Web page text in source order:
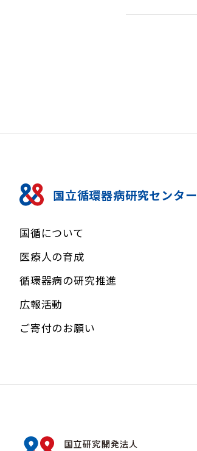
国立循環器病研究センター
国循について
医療人の育成
循環器病の研究推進
広報活動
ご寄付のお願い